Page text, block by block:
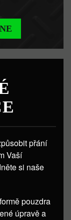
přání
Vaší
si naše
pouzdra
úpravě a